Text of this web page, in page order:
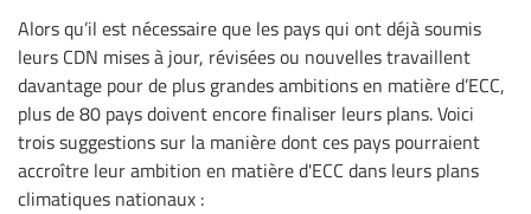
Alors qu’il est nécessaire que les pays qui ont déjà soumis
leurs CDN mises à jour, révisées ou nouvelles travaillent
davantage pour de plus grandes ambitions en matière d’ECC,
plus de 80 pays doivent encore finaliser leurs plans. Voici
trois suggestions sur la manière dont ces pays pourraient
accroître leur ambition en matière d'ECC dans leurs plans
climatiques nationaux :